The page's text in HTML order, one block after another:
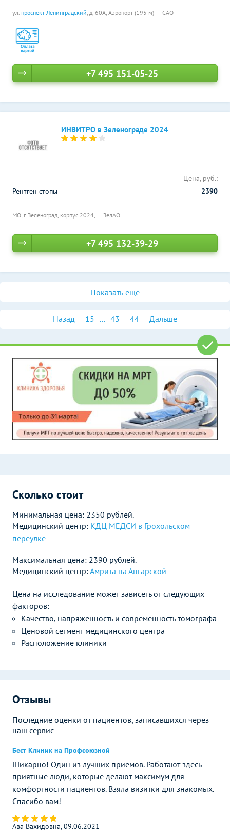
ул. проспект Ленинградский, д. 60А, Аэропорт (195 м) САО
+7 495 151-05-25
ИНВИТРО в Зеленограде 2024
МО, г. Зеленоград, корпус 2024, ЗелАО
Цена, руб.:
Рентген стопы
2390
+7 495 132-39-29
Показать ещё
Назад 15 ... 43 44 Дальше
Сколько стоит
Минимальная цена: 2350 рублей.
Медицинский центр: КДЦ МЕДСИ в Грохольском
переулке
Максимальная цена: 2390 рублей.
Медицинский центр:Амрита на Ангарской
Цена на исследование может зависеть от следующих
факторов:
Качество, напряженность и современность томографа
Ценовой сегмент медицинского центра
Расположение клиники
Отзывы
Последние оценки от пациентов, записавшихся через
наш сервис
Бест Клиник на Профсоюзной
Шикарно! Один из лучших приемов. Работают здесь
приятные люди, которые делают максимум для
комфортности пациентов. Взяла визитки для знакомых.
Спасибо вам!
Ава Вахидовна, 09.06.2021